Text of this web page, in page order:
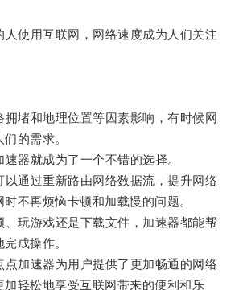
使用互联网，网络速度成为人们关注
堵和地理位置等因素影响，有时候网
的需求。
就成为了一个不错的选择。
通过重新路由网络数据流，提升网络
不再烦恼卡顿和加载慢的问题。
玩游戏还是下载文件，加速器都能帮
成操作。
加速器为用户提供了更加畅通的网络
加轻松地享受互联网带来的便利和乐